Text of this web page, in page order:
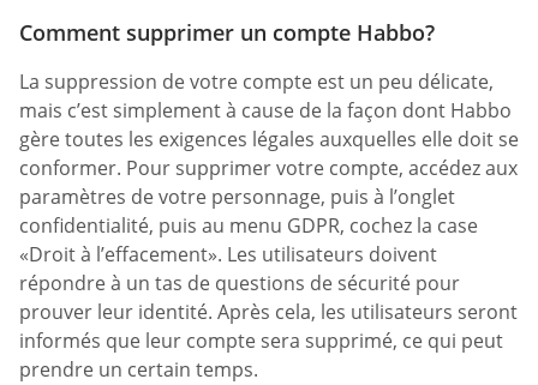
Comment supprimer un compte Habbo?
La suppression de votre compte est un peu délicate,
mais c’est simplement à cause de la façon dont Habbo
gère toutes les exigences légales auxquelles elle doit se
conformer. Pour supprimer votre compte, accédez aux
paramètres de votre personnage, puis à l’onglet
confidentialité, puis au menu GDPR, cochez la case
«Droit à l’effacement». Les utilisateurs doivent
répondre à un tas de questions de sécurité pour
prouver leur identité. Après cela, les utilisateurs seront
informés que leur compte sera supprimé, ce qui peut
prendre un certain temps.